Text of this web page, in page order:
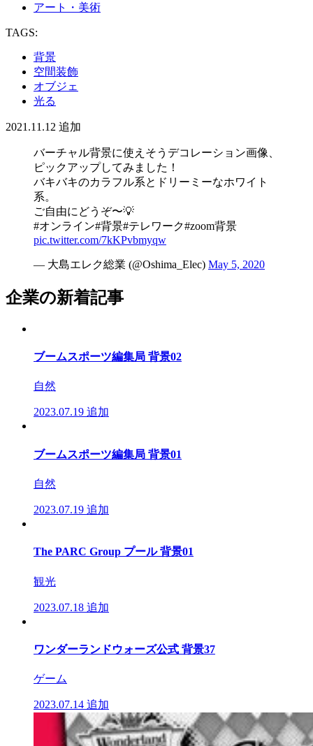
アート・美術
TAGS:
背景
空間装飾
オブジェ
光る
2021.11.12 追加
バーチャル背景に使えそうデコレーション画像、
ピックアップしてみました！
バキバキのカラフル系とドリーミーなホワイト
系。
ご自由にどうぞ〜💡
#オンライン#背景#テレワーク#zoom背景
pic.twitter.com/7kKPvbmyqw
— 大島エレク総業 (@Oshima_Elec) May 5, 2020
企業の新着記事
ブームスポーツ編集局 背景02
自然
2023.07.19 追加
ブームスポーツ編集局 背景01
自然
2023.07.19 追加
The PARC Group プール 背景01
観光
2023.07.18 追加
ワンダーランドウォーズ公式 背景37
ゲーム
2023.07.14 追加